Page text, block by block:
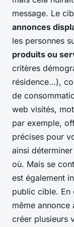
message. Le
annonces
les personnes
produits ou
critères
résidence…),
de
web visités,
par exemple,
précises pour
ainsi
où. Mais se
est également
public cible. En
même
créer plusieurs